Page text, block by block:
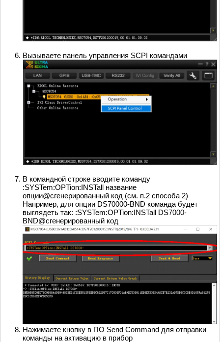
Вызываете панель управления SCPI командами
В командной строке вводите команду
:SYSTem:OPTion:INSTall название
опции@сгенерированный код (см. п.2 способа 2)
Например, для опции DS70000-BND команда будет
выглядеть так: :SYSTem:OPTion:INSTall DS7000-
BND@сгенерированный код
Нажимаете кнопку в ПО Send Command для отправки
команды на активацию в прибор